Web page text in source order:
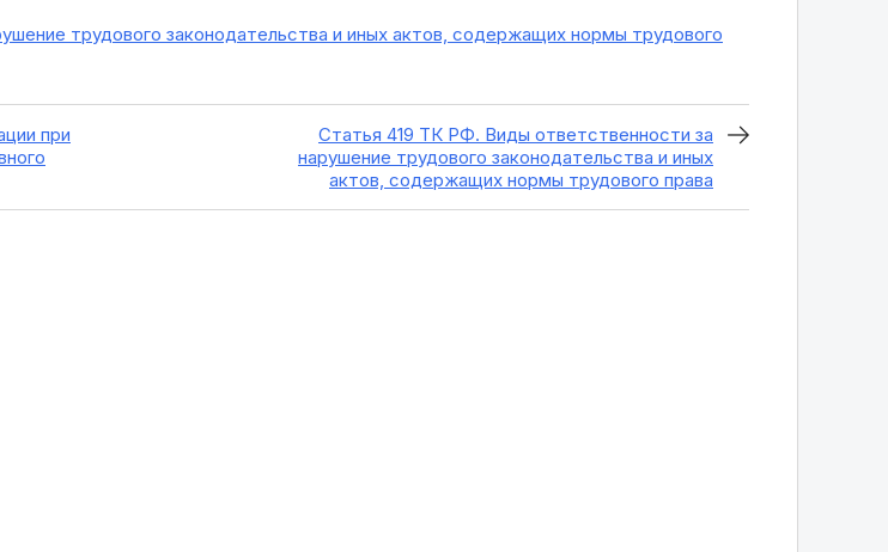
трудового законодательства и иных актов, содержащих нормы трудового
при
Статья 419 ТК РФ. Виды ответственности за
нарушение трудового законодательства и иных
актов, содержащих нормы трудового права